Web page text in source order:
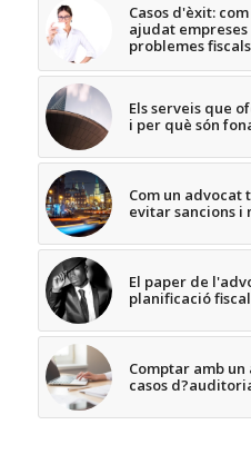
Casos d'èxit:
ajudat
problemes fiscals
Els serveis que
i per què són
Com un
evitar sancions i
El paper de
planificació
Comptar amb
casos